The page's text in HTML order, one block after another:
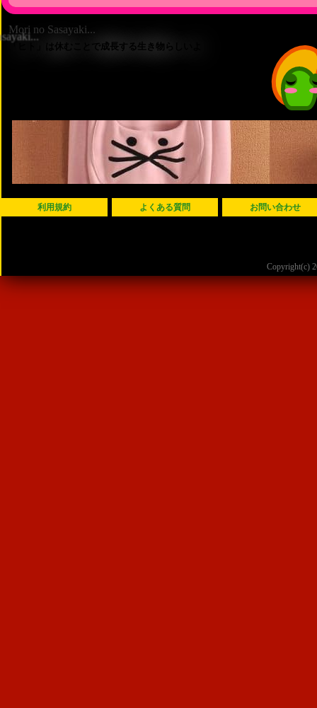
Mori no Sasayaki...
「ヒト」は休むことで成長する生き物らしいよ
利用規約 よくある質問 お問い合わせ
Copyright(c)